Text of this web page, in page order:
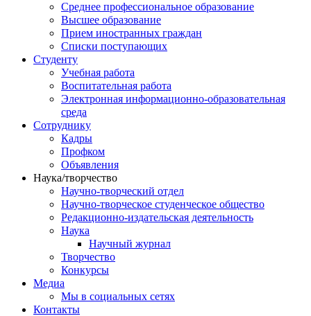
Среднее профессиональное образование
Высшее образование
Прием иностранных граждан
Списки поступающих
Студенту
Учебная работа
Воспитательная работа
Электронная информационно-образовательная
среда
Сотруднику
Кадры
Профком
Объявления
Наука/творчество
Научно-творческий отдел
Научно-творческое студенческое общество
Редакционно-издательская деятельность
Наука
Научный журнал
Творчество
Конкурсы
Медиа
Мы в социальных сетях
Контакты